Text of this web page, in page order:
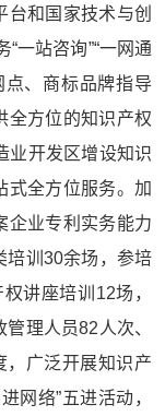
台和国家技术与创
一站咨询”“一网通
点、商标品牌指导
全方位的知识产权
业开发区增设知识
式全方位服务。加
企业专利实务能力
培训30余场，参培
讲座培训12场，
理人员82人次、
，广泛开展知识产
网络”五进活动，